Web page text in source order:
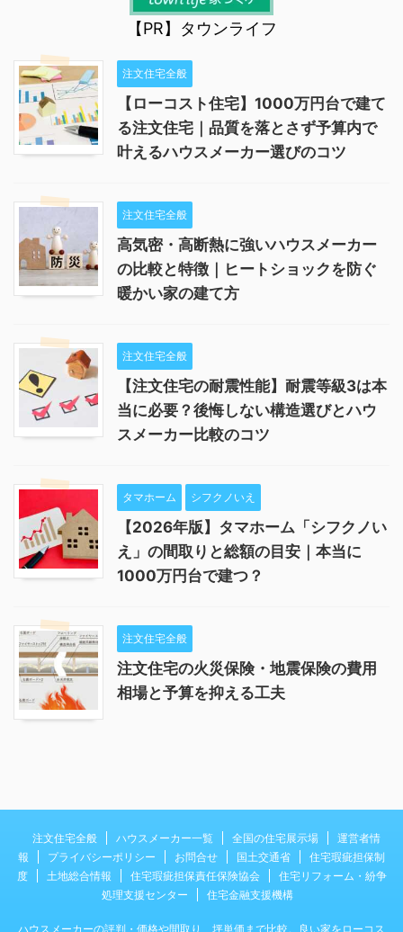
【PR】タウンライフ
注文住宅全般
【ローコスト住宅】1000万円台で建て
る注文住宅｜品質を落とさず予算内で
叶えるハウスメーカー選びのコツ
注文住宅全般
高気密・高断熱に強いハウスメーカー
の比較と特徴｜ヒートショックを防ぐ
暖かい家の建て方
注文住宅全般
【注文住宅の耐震性能】耐震等級3は本
当に必要？後悔しない構造選びとハウ
スメーカー比較のコツ
タマホーム シフクノいえ
【2026年版】タマホーム「シフクノい
え」の間取りと総額の目安｜本当に
1000万円台で建つ？
注文住宅全般
注文住宅の火災保険・地震保険の費用
相場と予算を抑える工夫
注文住宅全般 ハウスメーカー一覧 全国の住宅展示場
運営者情
報
プライバシーポリシー お問合せ 国土交通省
住宅瑕疵担保制
度
土地総合情報 住宅瑕疵担保責任保険協会
住宅リフォーム・紛争
処理支援センター
住宅金融支援機構
ハウスメーカーの評判・価格や間取り、坪単価まで比較。良い家をローコス